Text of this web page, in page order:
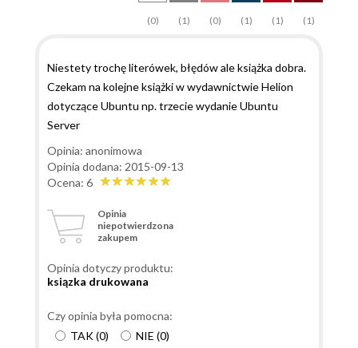
(1)
(1)
(1)
(0)
(1)
(0)
Niestety trochę literówek, błędów ale książka dobra.
Czekam na kolejne książki w wydawnictwie Helion
dotyczące Ubuntu np. trzecie wydanie Ubuntu
Server
Opinia: anonimowa
Opinia dodana: 2015-09-13
Ocena: 6
Opinia
niepotwierdzona
zakupem
Opinia dotyczy produktu:
ksiązka drukowana
Czy opinia była pomocna:
TAK(0) NIE (0)